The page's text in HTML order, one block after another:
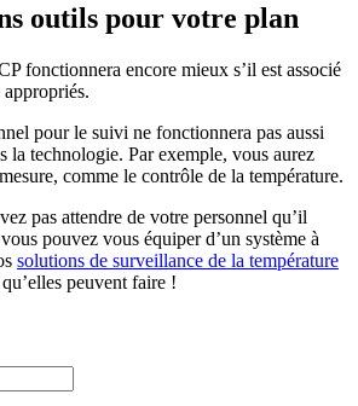
outils pour votre plan
fonctionnera encore mieux s’il est associé
pour le suivi ne fonctionnera pas aussi
la technologie. Par exemple, vous aurez
comme le contrôle de la température.
pas attendre de votre personnel qu’il
pouvez vous équiper d’un système à
solutions de surveillance de la température
peuvent faire !